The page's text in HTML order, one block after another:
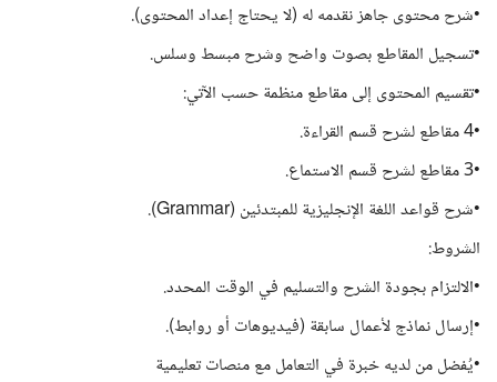
•شرح محتوى جاهز نقدمه له (لا يحتاج إعداد المحتوى).
•تسجيل المقاطع بصوت واضح وشرح مبسط وسلس.
•تقسيم المحتوى إلى مقاطع منظمة حسب الآتي:
•4 مقاطع لشرح قسم القراءة.
•3 مقاطع لشرح قسم الاستماع.
•شرح قواعد اللغة الإنجليزية للمبتدئين (Grammar).
الشروط:
•الالتزام بجودة الشرح والتسليم في الوقت المحدد.
•إرسال نماذج لأعمال سابقة (فيديوهات أو روابط).
•يُفضل من لديه خبرة في التعامل مع منصات تعليمية